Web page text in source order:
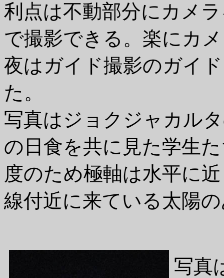
利点は不動部分にカメ
で撮影できる。楽にカ
夜はガイド撮影のガイ
た。
写真はジョクジャカル
の日食を共に見た学生
度のため極軸は水平に
線付近に来ている太陽
写真